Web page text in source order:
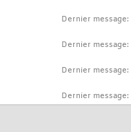
Dernier message:
Dernier message:
Dernier message:
Dernier message: